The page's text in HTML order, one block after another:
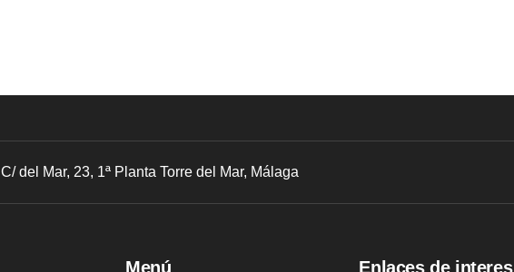
C/ del Mar, 23, 1ª Planta Torre del Mar, Málaga
Menú Enlaces de interes